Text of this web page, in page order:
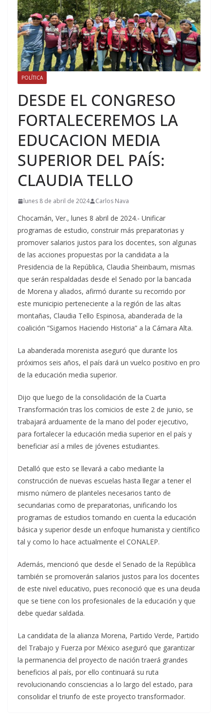
POLÍTICA
DESDE EL CONGRESO
FORTALECEREMOS LA
EDUCACION MEDIA
SUPERIOR DEL PAÍS:
CLAUDIA TELLO
lunes 8 de abril de 2024 Carlos Nava
Chocamán, Ver., lunes 8 abril de 2024.- Unificar
programas de estudio, construir más preparatorias y
promover salarios justos para los docentes, son algunas
de las acciones propuestas por la candidata a la
Presidencia de la República, Claudia Sheinbaum, mismas
que serán respaldadas desde el Senado por la bancada
de Morena y aliados, afirmó durante su recorrido por
este municipio perteneciente a la región de las altas
montañas, Claudia Tello Espinosa, abanderada de la
coalición “Sigamos Haciendo Historia” a la Cámara Alta.
La abanderada morenista aseguró que durante los
próximos seis años, el país dará un vuelco positivo en pro
de la educación media superior.
Dijo que luego de la consolidación de la Cuarta
Transformación tras los comicios de este 2 de junio, se
trabajará arduamente de la mano del poder ejecutivo,
para fortalecer la educación media superior en el país y
beneficiar así a miles de jóvenes estudiantes.
Detalló que esto se llevará a cabo mediante la
construcción de nuevas escuelas hasta llegar a tener el
mismo número de planteles necesarios tanto de
secundarias como de preparatorias, unificando los
programas de estudios tomando en cuenta la educación
básica y superior desde un enfoque humanista y científico
tal y como lo hace actualmente el CONALEP.
Además, mencionó que desde el Senado de la República
también se promoverán salarios justos para los docentes
de este nivel educativo, pues reconoció que es una deuda
que se tiene con los profesionales de la educación y que
debe quedar saldada.
La candidata de la alianza Morena, Partido Verde, Partido
del Trabajo y Fuerza por México aseguró que garantizar
la permanencia del proyecto de nación traerá grandes
beneficios al país, por ello continuará su ruta
revolucionando consciencias a lo largo del estado, para
consolidar el triunfo de este proyecto transformador.